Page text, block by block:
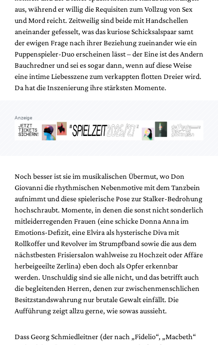
aus, während er willig die Requisiten zum Vollzug von Sex
und Mord reicht. Zeitweilig sind beide mit Handschellen
aneinander gefesselt, was das kuriose Schicksalspaar samt
der ewigen Frage nach ihrer Beziehung zueinander wie ein
Puppenspieler-Duo erscheinen lässt – der Eine ist des Andern
Bauchredner und sei es sogar dann, wenn auf diese Weise
eine intime Liebesszene zum verkappten flotten Dreier wird.
Da hat die Inszenierung ihre stärksten Momente.
Anzeige
Noch besser ist sie im musikalischen Übermut, wo Don
Giovanni die rhythmischen Nebenmotive mit dem Tanzbein
aufnimmt und diese spielerische Pose zur Stalker-Bedrohung
hochschraubt. Momente, in denen die sonst nicht sonderlich
mitleiderregenden Frauen (eine schicke Donna Anna im
Emotions-Defizit, eine Elvira als hysterische Diva mit
Rollkoffer und Revolver im Strumpfband sowie die aus dem
nächstbesten Frisiersalon wahlweise zu Hochzeit oder Affäre
herbeigeeilte Zerlina) eben doch als Opfer erkennbar
werden. Unschuldig sind sie alle nicht, und das betrifft auch
die begleitenden Herren, denen zur zwischenmenschlichen
Besitzstandswahrung nur brutale Gewalt einfällt. Die
Aufführung zeigt allzu gerne, wie sowas aussieht.
Dass Georg Schmiedleitner (der nach „Fidelio“, „Macbeth“